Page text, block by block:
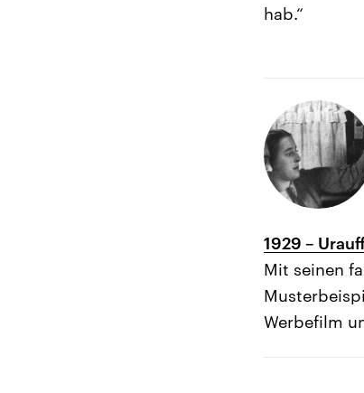
hab.“
1929 –
Mit seinen
Werbefilm